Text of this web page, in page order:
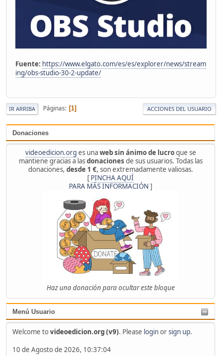
Donaciones
videoedicion.org es unaweb sin ánimo de lucroque se
mantiene gracias a lasdonaciones de sus usuarios. Todas las
donaciones, desde 1 €, son extremadamente valiosas.
[ PINCHA AQUÍ
PARA MÁS INFORMACIÓN ]
Haz una donación para ocultar este bloque
Menú Usuario
Welcome tovideoedicion.org (v9). Please loginorsign up.
10 de Agosto de 2026, 10:37:04
Fuente: https://www.elgato.com/es/es/explorer/news/stream
ing/obs-studio-30-2-update/
IR ARRIBA Páginas 1 ACCIONES DEL USUARIO